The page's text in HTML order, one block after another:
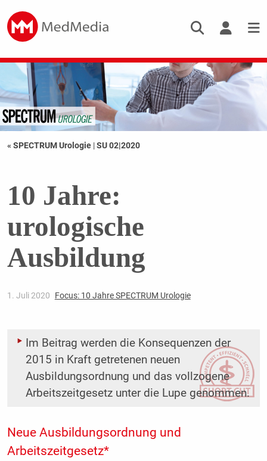
« SPECTRUM Urologie |SU 02|2020
10 Jahre:
urologische
Ausbildung
1. Juli 2020 Focus: 10 Jahre SPECTRUM Urologie
Im Beitrag werden die Konsequenzen der
2015 in Kraft getretenen neuen
Ausbildungsordnung und das vollzogene
Arbeitszeitgesetz unter die Lupe genommen.
Neue Ausbildungsordnung und
Arbeitszeitgesetz*